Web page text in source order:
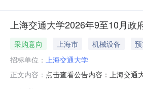
上海交通大学2026年9至10月政
采购意向 上海市 机械设备
招标单位： 上海交通大学
正文内容： 点击查看公告内容：上海交通